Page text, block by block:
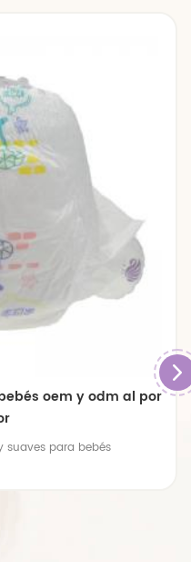
oem y odm al por
para bebés